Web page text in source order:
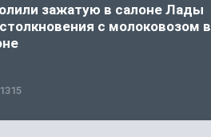
зажатую в салоне Лады
с молоковозом в
1315